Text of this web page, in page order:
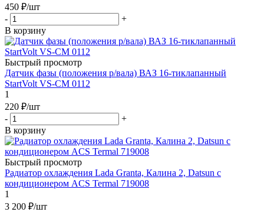
450 ₽/шт
-
+
В корзину
Быстрый просмотр
Датчик фазы (положения р/вала) ВАЗ 16-тиклапанный
StartVolt VS-CM 0112
1
220 ₽/шт
-
+
В корзину
Быстрый просмотр
Радиатор охлаждения Lada Granta, Калина 2, Datsun с
кондиционером ACS Termal 719008
1
3 200 ₽/шт